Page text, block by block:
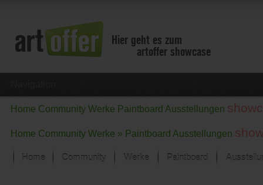
Hier geht es zum
artoffer showcase
Home Community Werke Paintboard Ausstellungen
Home Community Werke » Paintboard Ausstellungen
Home Community Werke Paintboard